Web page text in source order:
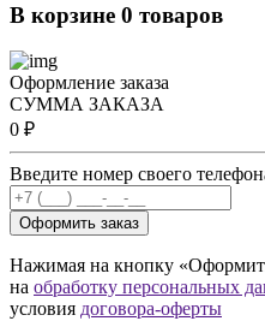
В корзине 0 товаров
Оформление заказа
СУММА ЗАКАЗА
0 ₽
Введите номер своего
Оформить заказ
Нажимая на кнопку
на обработку персональных
условия договора-оферты